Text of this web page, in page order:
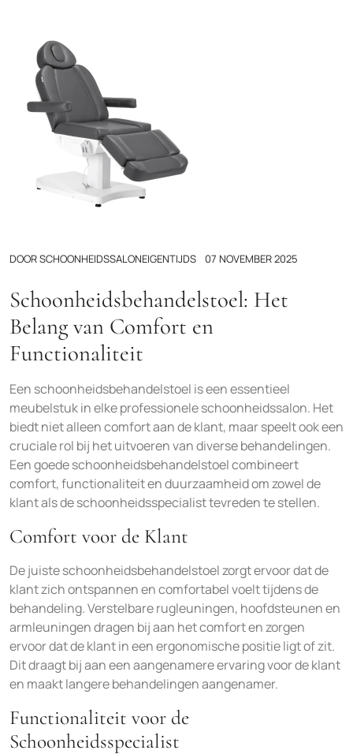
DOORSCHOONHEIDSSALONEIGENTIJDS 07 NOVEMBER 2025
Schoonheidsbehandelstoel: Het
Belang van Comfort en
Functionaliteit
Een schoonheidsbehandelstoel is een essentieel
meubelstuk in elke professionele schoonheidssalon. Het
biedt niet alleen comfort aan de klant, maar speelt ook een
cruciale rol bij het uitvoeren van diverse behandelingen.
Een goede schoonheidsbehandelstoel combineert
comfort, functionaliteit en duurzaamheid om zowel de
klant als de schoonheidsspecialist tevreden te stellen.
Comfort voor de Klant
De juiste schoonheidsbehandelstoel zorgt ervoor dat de
klant zich ontspannen en comfortabel voelt tijdens de
behandeling. Verstelbare rugleuningen, hoofdsteunen en
armleuningen dragen bij aan het comfort en zorgen
ervoor dat de klant in een ergonomische positie ligt of zit.
Dit draagt bij aan een aangenamere ervaring voor de klant
en maakt langere behandelingen aangenamer.
Functionaliteit voor de
Schoonheidsspecialist